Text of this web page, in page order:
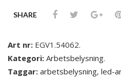
SHARE
Art nr: EGV1.54062.
Kategori: Arbetsbelysning.
Taggar: arbetsbelysning, led-